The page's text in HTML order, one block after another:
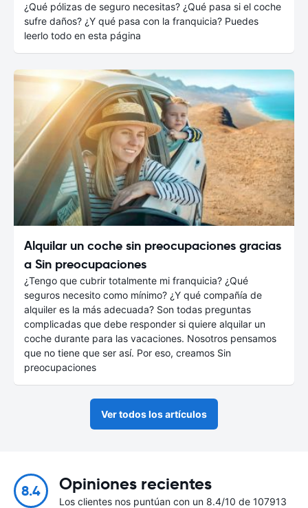
¿Qué pólizas de seguro necesitas? ¿Qué pasa si el coche
sufre daños? ¿Y qué pasa con la franquicia? Puedes
leerlo todo en esta página
Alquilar un coche sin preocupaciones gracias
a Sin preocupaciones
¿Tengo que cubrir totalmente mi franquicia? ¿Qué
seguros necesito como mínimo? ¿Y qué compañía de
alquiler es la más adecuada? Son todas preguntas
complicadas que debe responder si quiere alquilar un
coche durante para las vacaciones. Nosotros pensamos
que no tiene que ser así. Por eso, creamos Sin
preocupaciones
Ver todos los artículos
8.4 Opiniones recientes
Los clientes nos puntúan con un 8.4/10 de 107913